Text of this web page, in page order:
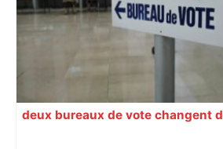
déviations – Actu.fr
deux bureaux de vote changent